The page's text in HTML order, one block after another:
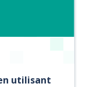
utilisant